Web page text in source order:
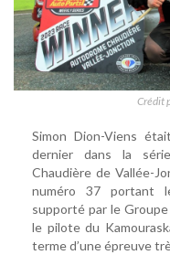
Crédit
Simon Dion-Viens
dernier dans la
Chaudière de Vallée-
numéro 37 portant
supporté par le
le pilote du
terme d’une épreuve